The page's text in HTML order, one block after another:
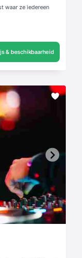
waar ze iedereen
& beschikbaarheid